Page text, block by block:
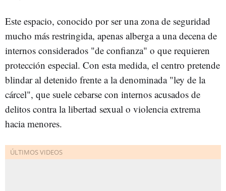
Este espacio, conocido por ser una zona de seguridad
mucho más restringida, apenas alberga a una decena de
internos considerados "de confianza" o que requieren
protección especial. Con esta medida, el centro pretende
blindar al detenido frente a la denominada "ley de la
cárcel", que suele cebarse con internos acusados de
delitos contra la libertad sexual o violencia extrema
hacia menores.